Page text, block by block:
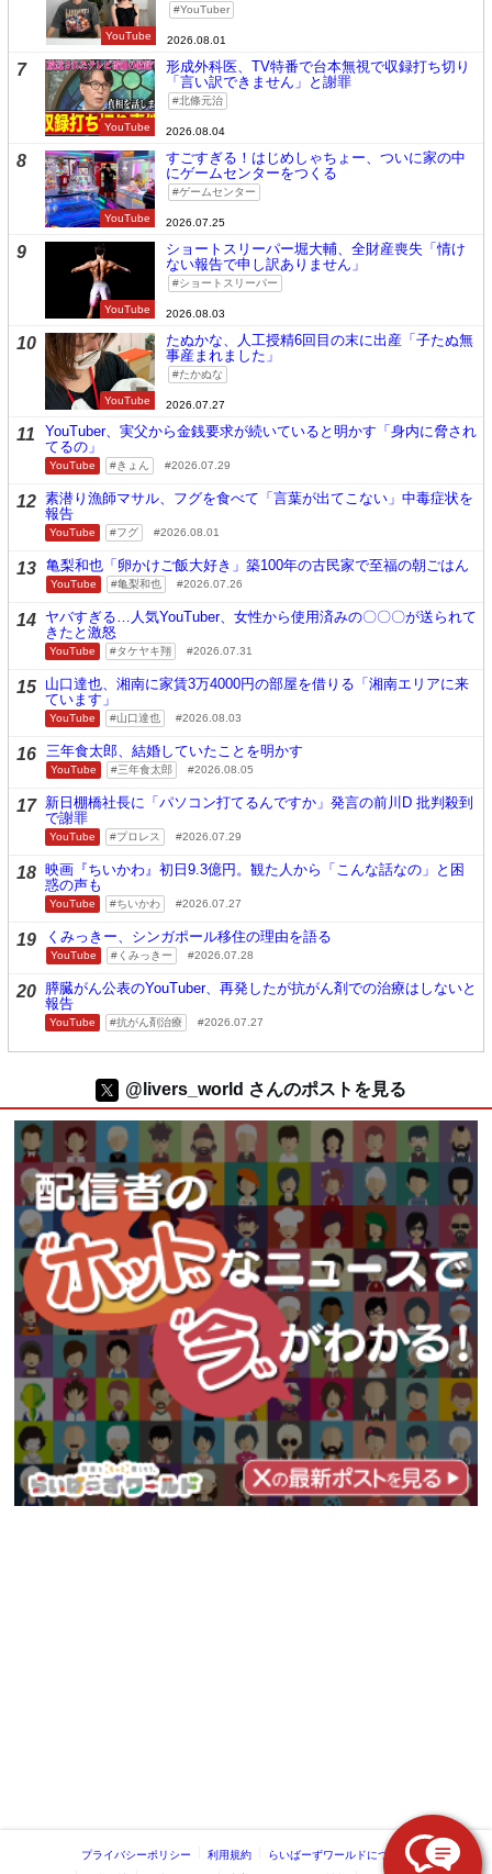
YouTube
YouTuber
2026.08.01
7
YouTube
形成外科医、TV特番で台本無視で収録打ち切り
「言い訳できません」と謝罪
北條元治
2026.08.04
8
YouTube
すごすぎる！はじめしゃちょー、ついに家の中
にゲームセンターをつくる
ゲームセンター
2026.07.25
9
YouTube
ショートスリーパー堀大輔、全財産喪失「情け
ない報告で申し訳ありません」
ショートスリーパー
2026.08.03
10
YouTube
たぬかな、人工授精6回目の末に出産「子たぬ無
事産まれました」
たかぬな
2026.07.27
11
YouTuber、実父から金銭要求が続いていると明かす「身内に脅され
てるの」
YouTube きょん 2026.07.29
12 素潜り漁師マサル、フグを食べて「言葉が出てこない」中毒症状を
報告
YouTube フグ 2026.08.01
13 亀梨和也「卵かけご飯大好き」築100年の古民家で至福の朝ごはん
YouTube 亀梨和也 2026.07.26
14 ヤバすぎる…人気YouTuber、女性から使用済みの〇〇〇が送られて
きたと激怒
YouTube タケヤキ翔 2026.07.31
15 山口達也、湘南に家賃3万4000円の部屋を借りる「湘南エリアに来
ています」
YouTube 山口達也 2026.08.03
16 三年食太郎、結婚していたことを明かす
YouTube 三年食太郎 2026.08.05
17 新日棚橋社長に「パソコン打てるんですか」発言の前川D 批判殺到
で謝罪
YouTube プロレス 2026.07.29
18 映画『ちいかわ』初日9.3億円。観た人から「こんな話なの」と困
惑の声も
YouTube ちいかわ 2026.07.27
19 くみっきー、シンガポール移住の理由を語る
YouTube くみっきー 2026.07.28
20 膵臓がん公表のYouTuber、再発したが抗がん剤での治療はしないと
報告
YouTube 抗がん剤治療 2026.07.27
@livers_world さんのポストを見る
プライバシーポリシー 利用規約 らいばーずワールドについて